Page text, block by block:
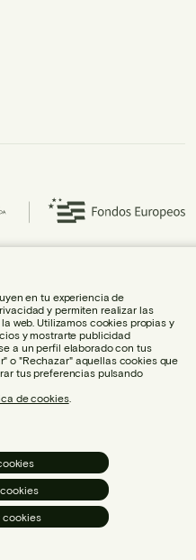
de la empresa y su
DE COOKIES
2026
en tu experiencia de
y permiten realizar las
web. Utilizamos cookies propias y
y mostrarte publicidad
a un perfil elaborado con tus
o "Rechazar" aquellas cookies que
tus preferencias pulsando
de cookies.
cookies